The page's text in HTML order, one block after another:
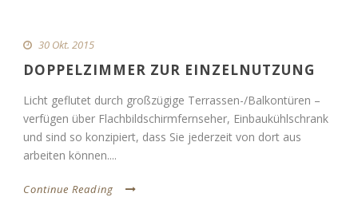
30 Okt. 2015
DOPPELZIMMER ZUR EINZELNUTZUNG
Licht geflutet durch großzügige Terrassen-/Balkontüren –
verfügen über Flachbildschirmfernseher, Einbaukühlschrank
und sind so konzipiert, dass Sie jederzeit von dort aus
arbeiten können....
Continue Reading